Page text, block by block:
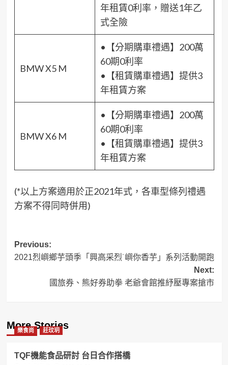
年租賃0利率，贈送1年乙
式全險
BMW X5 M
•【分期購車禮遇】200萬
60期0利率
•【租賃購車禮遇】提供3
年租賃方案
BMW X6 M
•【分期購車禮遇】200萬
60期0利率
•【租賃購車禮遇】提供3
年租賃方案
(*以上方案適用於正2021年式，各車型條列禮遇
方案不得同時併用)
Post
navigation
Previous:
2021烈嶼鄉芋頭季「興高采烈˙嶼你香芋」系列活動開跑
Next:
國旅券、熊好券助拳 老爺會館推紓壓專案搶市
More Stories
樂食尚 莊玟玥
TQF機能食品研討 台日合作搭橋